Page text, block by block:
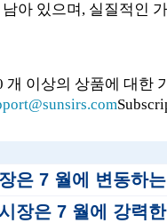
아 있으며, 실질적인
개 이상의 상품에 대한
하는 상승 추세를 보았습니
역전 및 상승 추세를 보았습니